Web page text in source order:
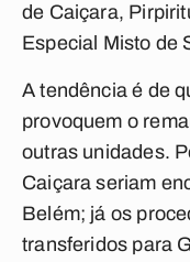
de Caiçara,
Especial Misto de
A tendência é de
provoquem o
outras unidades.
Caiçara seriam
Belém; já os
transferidos para